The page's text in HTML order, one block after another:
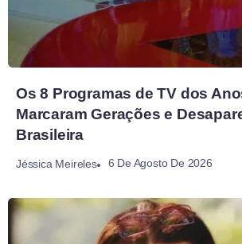
Os 8 Programas de TV dos
Marcaram Gerações e
Brasileira
Jéssica Meireles 6 De Agosto De 2026